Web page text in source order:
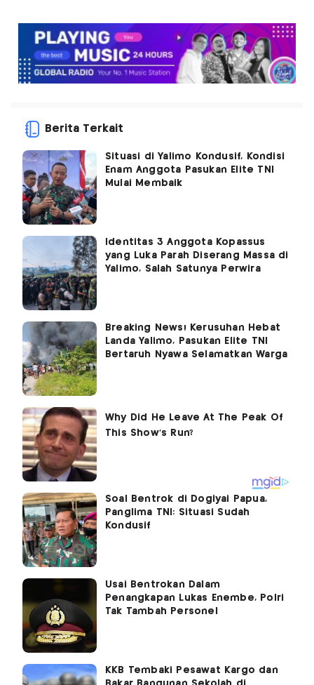
Berita Terkait
Situasi di Yalimo Kondusif, Kondisi
Enam Anggota Pasukan Elite TNI
Mulai Membaik
Identitas 3 Anggota Kopassus
yang Luka Parah Diserang Massa di
Yalimo, Salah Satunya Perwira
Breaking News! Kerusuhan Hebat
Landa Yalimo, Pasukan Elite TNI
Bertaruh Nyawa Selamatkan Warga
Soal Bentrok di Dogiyai Papua,
Panglima TNI: Situasi Sudah
Kondusif
Usai Bentrokan Dalam
Penangkapan Lukas Enembe, Polri
Tak Tambah Personel
KKB Tembaki Pesawat Kargo dan